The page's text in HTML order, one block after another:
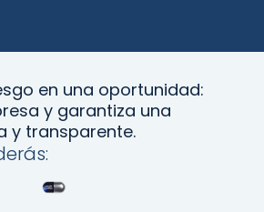
en una oportunidad:
y garantiza una
y transparente.